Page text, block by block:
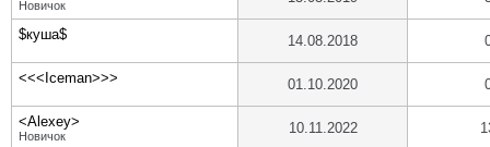
Новичок
$куша$ 14.08.2018
<<<Iceman>>> 01.10.2020
<Alexey>
Новичок 10.11.2022